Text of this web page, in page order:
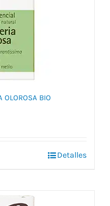
OLOROSA BIO
Detalles